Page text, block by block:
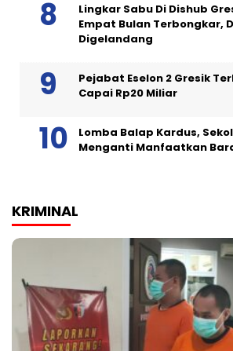
Lingkar Sabu Di Dishub
Empat Bulan Terbongkar,
Digelandang
Pejabat Eselon 2 Gresik
Capai Rp20 Miliar
Lomba Balap Kardus,
Menganti Manfaatkan
KRIMINAL